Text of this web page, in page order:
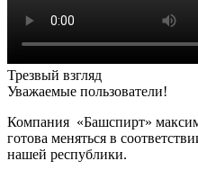
Трезвый взгляд
Уважаемые пользователи!
Компания «Башспирт»
готова меняться в
нашей республики.